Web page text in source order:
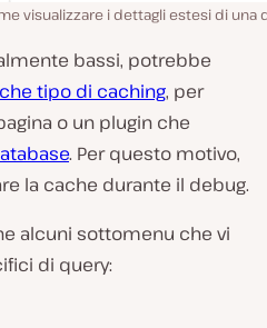
visualizzare i dettagli estesi di una
bassi, potrebbe
tipo di caching, per
o un plugin che
. Per questo motivo,
la cache durante il debug.
alcuni sottomenu che vi
di query: